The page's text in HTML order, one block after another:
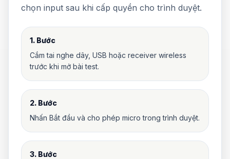
chọn input sau khi cấp quyền cho trình duyệt.
1. Bước
Cắm tai nghe dây, USB hoặc receiver wireless
trước khi mở bài test.
2. Bước
Nhấn Bắt đầu và cho phép micro trong trình duyệt.
3. Bước